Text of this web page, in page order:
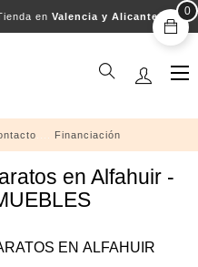
en Valencia y Alicante
☰
.... Financiación
en Alfahuir -
EN ALFAHUIR
0